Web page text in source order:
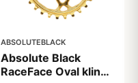
ABSOLUTEBLACK
Absolute Black
RaceFace Oval klinge